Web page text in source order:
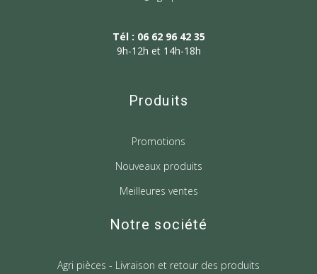
Tél : 06 62 96 42 35
9h-12h et 14h-18h
Produits
Promotions
Nouveaux produits
Meilleures ventes
Notre société
Agri pièces - Livraison et retour des produits